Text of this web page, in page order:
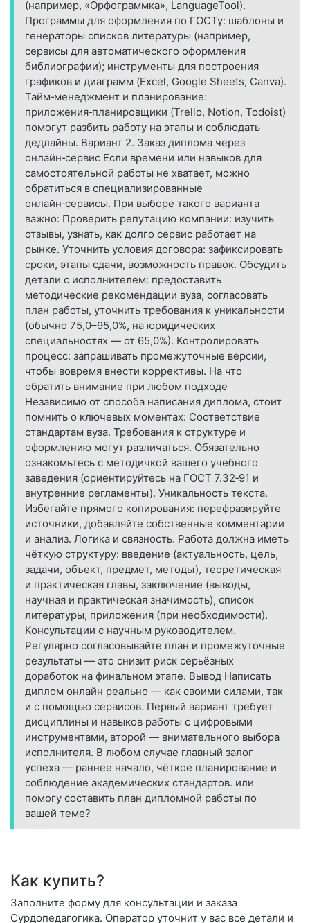
(например, «Орфограммка», LanguageTool).
Программы для оформления по ГОСТу: шаблоны и
генераторы списков литературы (например,
сервисы для автоматического оформления
библиографии); инструменты для построения
графиков и диаграмм (Excel, Google Sheets, Canva).
Тайм‑менеджмент и планирование:
приложения‑планировщики (Trello, Notion, Todoist)
помогут разбить работу на этапы и соблюдать
дедлайны. Вариант 2. Заказ диплома через
онлайн‑сервис Если времени или навыков для
самостоятельной работы не хватает, можно
обратиться в специализированные
онлайн‑сервисы. При выборе такого варианта
важно: Проверить репутацию компании: изучить
отзывы, узнать, как долго сервис работает на
рынке. Уточнить условия договора: зафиксировать
сроки, этапы сдачи, возможность правок. Обсудить
детали с исполнителем: предоставить
методические рекомендации вуза, согласовать
план работы, уточнить требования к уникальности
(обычно 75,0–95,0%, на юридических
специальностях — от 65,0%). Контролировать
процесс: запрашивать промежуточные версии,
чтобы вовремя внести коррективы. На что
обратить внимание при любом подходе
Независимо от способа написания диплома, стоит
помнить о ключевых моментах: Соответствие
стандартам вуза. Требования к структуре и
оформлению могут различаться. Обязательно
ознакомьтесь с методичкой вашего учебного
заведения (ориентируйтесь на ГОСТ 7.32‑91 и
внутренние регламенты). Уникальность текста.
Избегайте прямого копирования: перефразируйте
источники, добавляйте собственные комментарии
и анализ. Логика и связность. Работа должна иметь
чёткую структуру: введение (актуальность, цель,
задачи, объект, предмет, методы), теоретическая
и практическая главы, заключение (выводы,
научная и практическая значимость), список
литературы, приложения (при необходимости).
Консультации с научным руководителем.
Регулярно согласовывайте план и промежуточные
результаты — это снизит риск серьёзных
доработок на финальном этапе. Вывод Написать
диплом онлайн реально — как своими силами, так
и с помощью сервисов. Первый вариант требует
дисциплины и навыков работы с цифровыми
инструментами, второй — внимательного выбора
исполнителя. В любом случае главный залог
успеха — раннее начало, чёткое планирование и
соблюдение академических стандартов. или
помогу составить план дипломной работы по
вашей теме?
Как купить?
Заполните форму для консультации и заказа
Сурдопедагогика. Оператор уточнит у вас все детали и